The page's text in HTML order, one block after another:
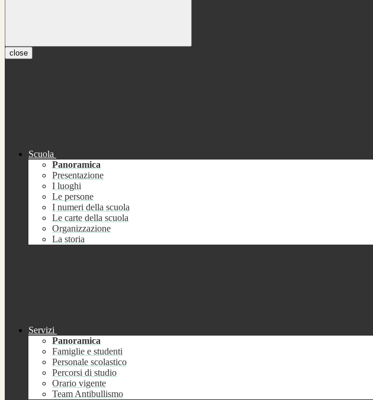
close
Scuola
Panoramica
Presentazione
I luoghi
Le persone
I numeri della scuola
Le carte della scuola
Organizzazione
La storia
Servizi
Panoramica
Famiglie e studenti
Personale scolastico
Percorsi di studio
Orario vigente
Team Antibullismo